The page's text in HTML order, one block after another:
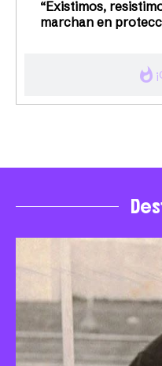
whatshot
“Existimos,
marchan en